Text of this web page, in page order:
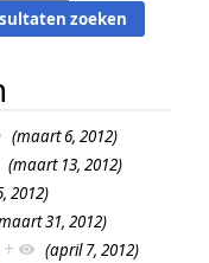
(maart 6, 2012)
(maart 13, 2012)
2012)
31, 2012)
+ (april 7, 2012)